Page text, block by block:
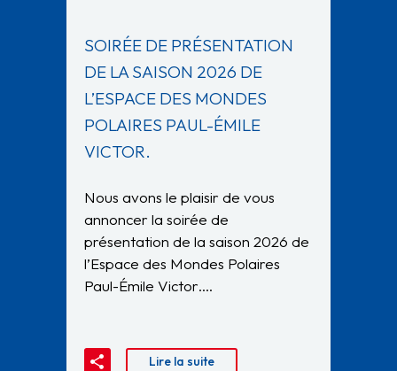
SOIRÉE DE PRÉSENTATION
DE LA SAISON 2026 DE
L’ESPACE DES MONDES
POLAIRES PAUL-ÉMILE
VICTOR.
Nous avons le plaisir de vous
annoncer la soirée de
présentation de la saison 2026 de
l’Espace des Mondes Polaires
Paul-Émile Victor….
Lire la suite